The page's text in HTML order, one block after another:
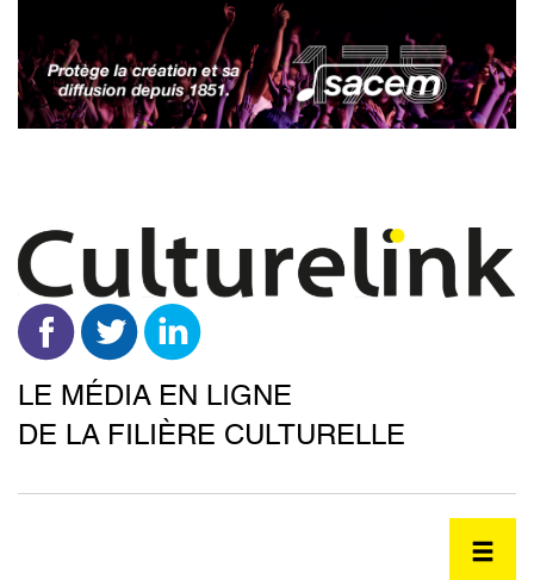
contenu
principal
LE MÉDIA EN LIGNE
DE LA FILIÈRE CULTURELLE